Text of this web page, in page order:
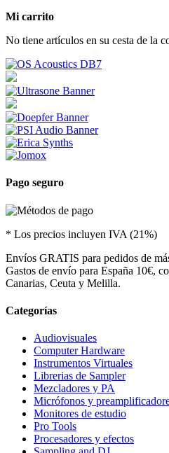
Mi carrito
No tiene artículos en su cesta de la
Pago seguro
* Los precios incluyen IVA (21%)
Envíos GRATIS para pedidos de
Gastos de envío para España 10€,
Canarias, Ceuta y Melilla.
Categorías
Audiovisuales
Computer Hardware
Instrumentos Virtuales
Librerias de Sampler
Mezcladores y PA
Micrófonos y
Monitores de estudio
Pro Tools
Procesadores y efectos